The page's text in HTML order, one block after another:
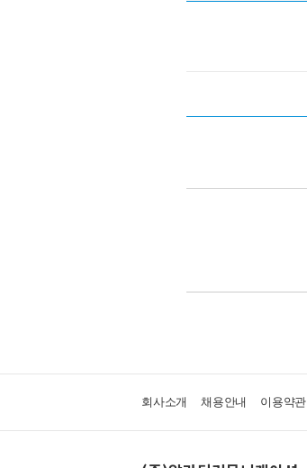
회사소개 채용안내 이용약관